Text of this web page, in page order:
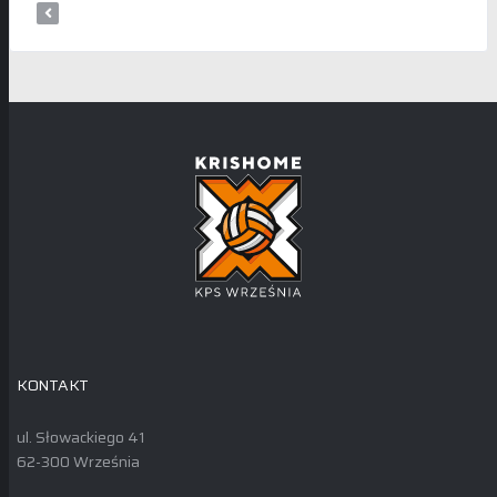
KONTAKT
ul. Słowackiego 41
62-300 Września